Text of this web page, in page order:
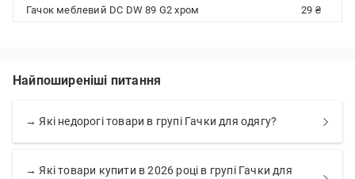
Гачок меблевий DC DW 89 G2 хром
29 ₴
Найпоширеніші питання
→ Які недорогі товари в групі Гачки для одягу?
→ Які товари купити в 2026 році в групі Гачки для